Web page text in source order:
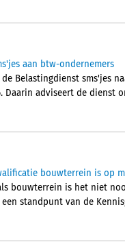
aan btw-ondernemers
Belastingdienst sms'jes
Daarin adviseert de dienst
bouwterrein is op
bouwterrein is het niet
standpunt van de